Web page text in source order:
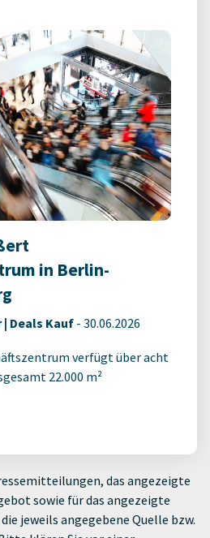
in Berlin-
Deals Kauf - 30.06.2026
verfügt über acht
22.000 m²
das angezeigte
sowie für das angezeigte
jeweils angegebene Quelle bzw.